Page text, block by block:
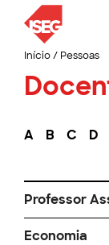
Início/ Pessoas
A B C D
Professor
Economia